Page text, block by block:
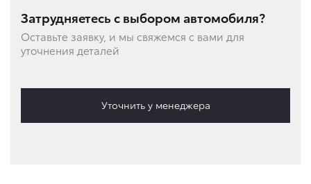
Затрудняетесь с выбором автомобиля?
Оставьте заявку, и мы свяжемся с вами для
уточнения деталей
Уточнить у менеджера